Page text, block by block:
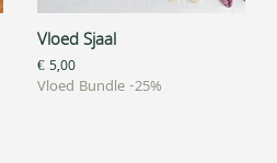
Snel overzicht
Vloed Sjaal
Prijs
€ 5,00
Vloed Bundle -25%